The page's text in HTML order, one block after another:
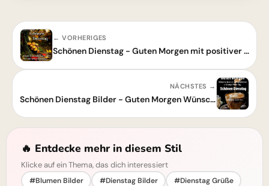
← VORHERIGES
Schönen Dienstag - Guten Morgen mit positiver Energie
NÄCHSTES →
Schönen Dienstag Bilder - Guten Morgen Wünsche für einen wunderbaren Tag
🔥 Entdecke mehr in diesem Stil
Klicke auf ein Thema, das dich interessiert
#Blumen Bilder #Dienstag Bilder
#Dienstag Grüße